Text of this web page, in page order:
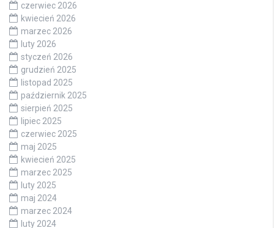
czerwiec 2026
kwiecień 2026
marzec 2026
luty 2026
styczeń 2026
grudzień 2025
listopad 2025
październik 2025
sierpień 2025
lipiec 2025
czerwiec 2025
maj 2025
kwiecień 2025
marzec 2025
luty 2025
maj 2024
marzec 2024
luty 2024